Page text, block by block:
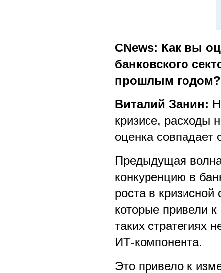
CNews: Как вы
банковского
прошлым годом?
Виталий Занин:
кризисе, расходы
оценка совпадает
Предыдущая
конкуренцию в
роста в кризисной
которые привели
таких стратегиях
ИТ-компонента.
Это привело к